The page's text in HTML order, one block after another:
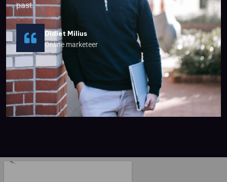
past.
Didiet Milius
Online marketeer